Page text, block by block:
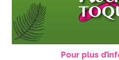
Pour plus